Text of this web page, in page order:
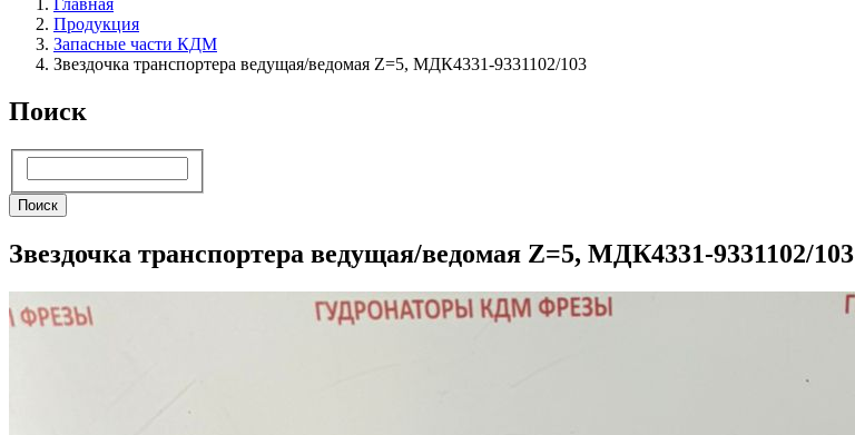
Главная
Продукция
Запасные части КДМ
Звездочка транспортера ведущая/ведомая Z=5, МДК4331-9331102/103
Поиск
Поиск
Звездочка транспортера ведущая/ведомая Z=5, МДК4331-9331102/103